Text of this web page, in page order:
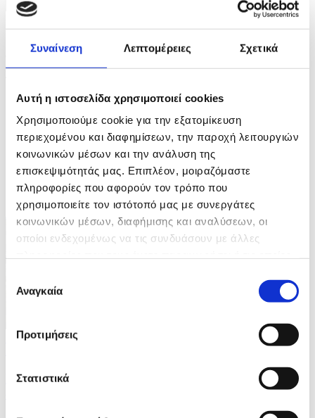
Συναίνεση Λεπτομέρειες Σχετικά
Αυτή η ιστοσελίδα χρησιμοποιεί cookies
Χρησιμοποιούμε cookie για την εξατομίκευση
περιεχομένου και διαφημίσεων, την παροχή λειτουργιών
κοινωνικών μέσων και την ανάλυση της
επισκεψιμότητάς μας. Επιπλέον, μοιραζόμαστε
πληροφορίες που αφορούν τον τρόπο που
χρησιμοποιείτε τον ιστότοπό μας με συνεργάτες
κοινωνικών μέσων, διαφήμισης και αναλύσεων, οι
οποίοι ενδεχομένως να τις συνδυάσουν με άλλες
των υπηρεσιών τους.
συγκατάθεσης
Αναγκαία
Προτιμήσεις
Στατιστικά
Φωτογραφία: STRINGER
epa12917046 Libya's acting Foreign Minister Taher Al-Baour (R)
meets with Greek Foreign Minister George Gerapetritis (3-L) in
7 / 7
ΦΩΤΟ
10 Φωτογραφίες
Iσραηλινή επίθεση με drone στοίχισε τη ζωή σε